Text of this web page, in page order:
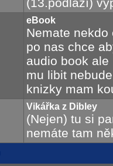
eBook
Nemate nekdo
po nas chce
audio book
mu libit
knizky mam
Vikářka z Dibley
(Nejen) tu si
nemáte tam